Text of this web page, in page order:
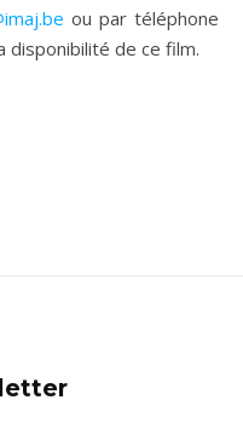
ou par téléphone
disponibilité de ce film.